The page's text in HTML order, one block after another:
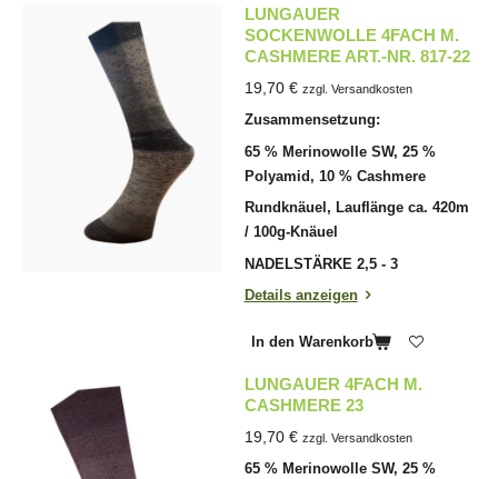
LUNGAUER
SOCKENWOLLE 4FACH M.
CASHMERE ART.-NR. 817-22
19,70 € zzgl. Versandkosten
Zusammensetzung:
65 % Merinowolle SW, 25 %
Polyamid, 10 % Cashmere
Rundknäuel, Lauflänge ca. 420m
/ 100g-Knäuel
NADELSTÄRKE 2,5 - 3
Details anzeigen
In den Warenkorb
LUNGAUER 4FACH M.
CASHMERE 23
19,70 € zzgl. Versandkosten
65 % Merinowolle SW, 25 %